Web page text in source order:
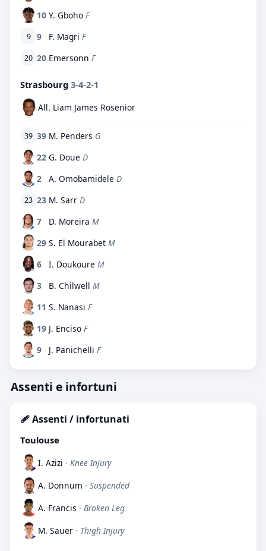
10 Y. Gboho F
9 9 F. Magri F
20 20 Emersonn F
Strasbourg 3-4-2-1
All. Liam James Rosenior
39 39 M. Penders G
22 G. Doue D
2
A. Omobamidele D
23 23 M. Sarr D
7
D. Moreira M
29 S. El Mourabet M
6
I. Doukoure M
3
B. Chilwell M
11 S. Nanasi F
19 J. Enciso F
9
J. Panichelli F
Assenti e infortuni
🩹 Assenti / infortunati
Toulouse
I. Azizi · Knee Injury
A. Donnum · Suspended
A. Francis · Broken Leg
M. Sauer · Thigh Injury